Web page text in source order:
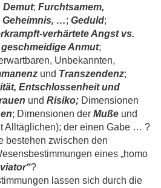
Demut; Furchtsamem,
Geheimnis, …; Geduld;
verhärtete Angst vs.
Anmut;
Unbekannten,
und Transzendenz;
Entschlossenheit und
und Risiko; Dimensionen
; Dimensionen der Muße und
Alltäglichen); der einen Gabe … ?
bestehen zwischen den
eines „homo
?
lassen sich durch die